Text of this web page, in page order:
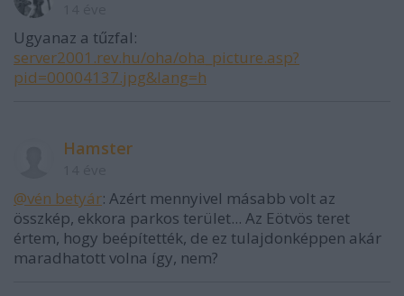
Ugyanaz a tűzfal:
server2001.rev.hu/oha/oha_picture.asp?
pid=00004137.jpg&lang=h
Hamster
@vén betyár: Azért mennyivel másabb volt az
összkép, ekkora parkos terület... Az Eötvös teret
értem, hogy beépítették, de ez tulajdonképpen akár
maradhatott volna így, nem?